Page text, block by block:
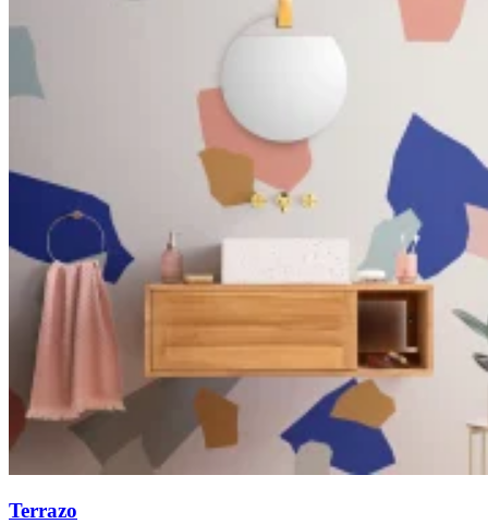
Terrazo